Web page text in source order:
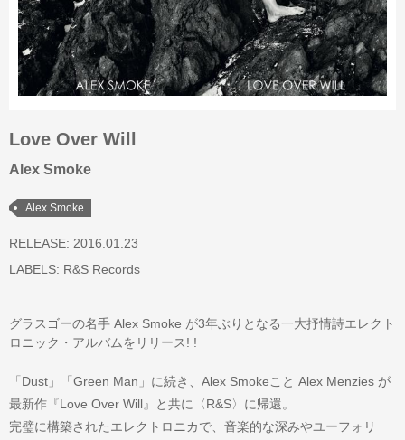
Love Over Will
Alex Smoke
Alex Smoke
RELEASE: 2016.01.23
LABELS: R&S Records
グラスゴーの名手 Alex Smoke が3年ぶりとなる一大抒情詩エレクト
ロニック・アルバムをリリース! !
「Dust」「Green Man」に続き、Alex Smokeこと Alex Menzies が
最新作『Love Over Will』と共に〈R&S〉に帰還。
完璧に構築されたエレクトロニカで、音楽的な深みやユーフォリ